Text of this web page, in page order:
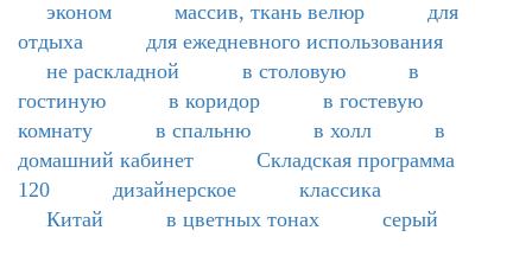
эконом массив, ткань велюр
для
отдыха
для ежедневного использования
не раскладной
в столовую
в
гостиную
в коридор
в гостевую
комнату
в спальню в холл
в
домашний кабинет
Складская программа
120
дизайнерское
классика
Китай
в цветных тонах серый